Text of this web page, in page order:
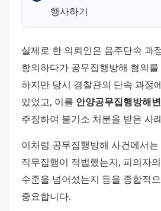
행사하기
실제로 한 의뢰인은 음주단속 과
항의하다가 공무집행방해 혐의
하지만 당시 경찰관의 단속 과정
있었고, 이를 안양공무집행방해
주장하여 불기소 처분을 받은 사
이처럼 공무집행방해 사건에서는
직무집행이 적법했는지, 피의자
수준을 넘어섰는지 등을 종합적
중요합니다.